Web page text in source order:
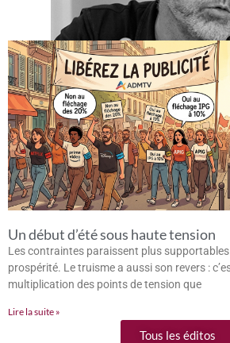
Un début d’été sous haute tension
Les contraintes paraissent plus supportables
prospérité. Le truisme a aussi son revers :
multiplication des points de tension que
Lire la suite »
Tous les éditos